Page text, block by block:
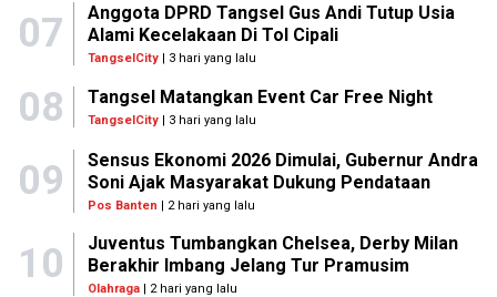
07
Anggota DPRD Tangsel Gus Andi Tutup Usia
Alami Kecelakaan Di Tol Cipali
TangselCity| 3 hari yang lalu
08 Tangsel Matangkan Event Car Free Night
TangselCity | 3 hari yang lalu
09
Sensus Ekonomi 2026 Dimulai, Gubernur Andra
Soni Ajak Masyarakat Dukung Pendataan
Pos Banten | 2 hari yang lalu
10
Juventus Tumbangkan Chelsea, Derby Milan
Berakhir Imbang Jelang Tur Pramusim
Olahraga| 2 hari yang lalu